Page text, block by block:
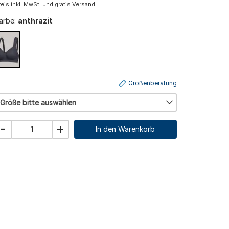
inkl. MwSt. und gratis Versand.
anthrazit
Größe bitte auswählen
Größenberatung
- + In den Warenkorb